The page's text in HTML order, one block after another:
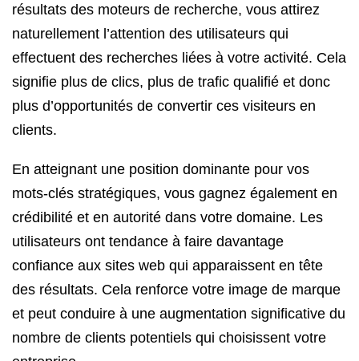
résultats des moteurs de recherche, vous attirez
naturellement l’attention des utilisateurs qui
effectuent des recherches liées à votre activité. Cela
signifie plus de clics, plus de trafic qualifié et donc
plus d’opportunités de convertir ces visiteurs en
clients.
En atteignant une position dominante pour vos
mots-clés stratégiques, vous gagnez également en
crédibilité et en autorité dans votre domaine. Les
utilisateurs ont tendance à faire davantage
confiance aux sites web qui apparaissent en tête
des résultats. Cela renforce votre image de marque
et peut conduire à une augmentation significative du
nombre de clients potentiels qui choisissent votre